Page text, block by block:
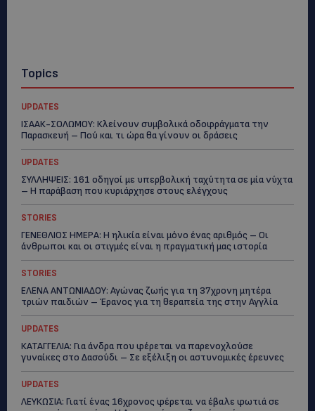
Topics
UPDATES
ΙΣΑΑΚ-ΣΟΛΩΜΟΥ: Κλείνουν συμβολικά οδοφράγματα την
Παρασκευή – Πού και τι ώρα θα γίνουν οι δράσεις
UPDATES
ΣΥΛΛΗΨΕΙΣ: 161 οδηγοί με υπερβολική ταχύτητα σε μία νύχτα
– Η παράβαση που κυριάρχησε στους ελέγχους
STORIES
ΓΕΝΕΘΛΙΟΣ ΗΜΕΡΑ: Η ηλικία είναι μόνο ένας αριθμός – Οι
άνθρωποι και οι στιγμές είναι η πραγματική μας ιστορία
STORIES
ΕΛΕΝΑ ΑΝΤΩΝΙΑΔΟΥ: Αγώνας ζωής για τη 37χρονη μητέρα
τριών παιδιών – Έρανος για τη θεραπεία της στην Αγγλία
UPDATES
ΚΑΤΑΓΓΕΛΙΑ: Για άνδρα που φέρεται να παρενοχλούσε
γυναίκες στο Δασούδι – Σε εξέλιξη οι αστυνομικές έρευνες
UPDATES
ΛΕΥΚΩΣΙΑ: Γιατί ένας 16χρονος φέρεται να έβαλε φωτιά σε